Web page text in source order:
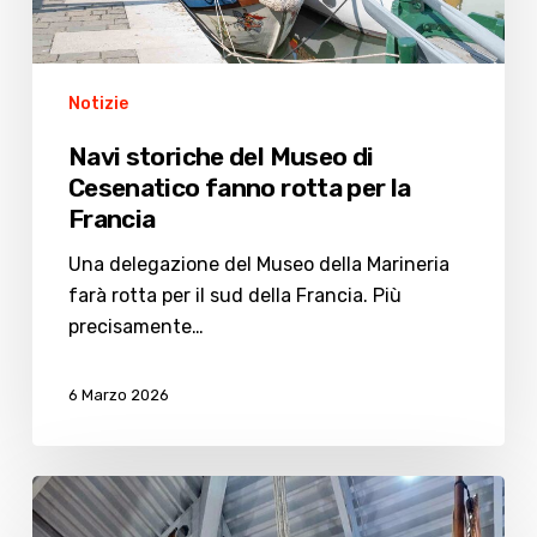
per
la
Notizie
Navi storiche del Museo di
Cesenatico fanno rotta per la
Francia
Una delegazione del Museo della Marineria
farà rotta per il sud della Francia. Più
precisamente…
6 Marzo 2026
Nasce
l’Associazione